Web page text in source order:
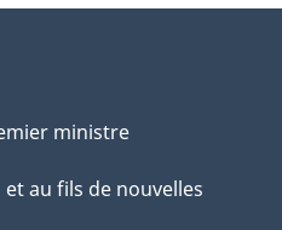
ministre
au fils de nouvelles